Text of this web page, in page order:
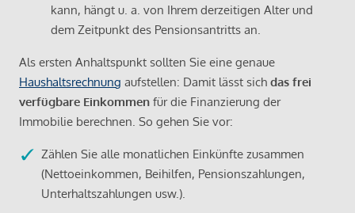
kann, hängt u. a. von Ihrem derzeitigen Alter und
dem Zeitpunkt des Pensionsantritts an.
Als ersten Anhaltspunkt sollten Sie eine genaue
Haushaltsrechnung aufstellen: Damit lässt sich das frei
verfügbare Einkommen für die Finanzierung der
Immobilie berechnen. So gehen Sie vor:
Zählen Sie alle monatlichen Einkünfte zusammen
(Nettoeinkommen, Beihilfen, Pensionszahlungen,
Unterhaltszahlungen usw.).